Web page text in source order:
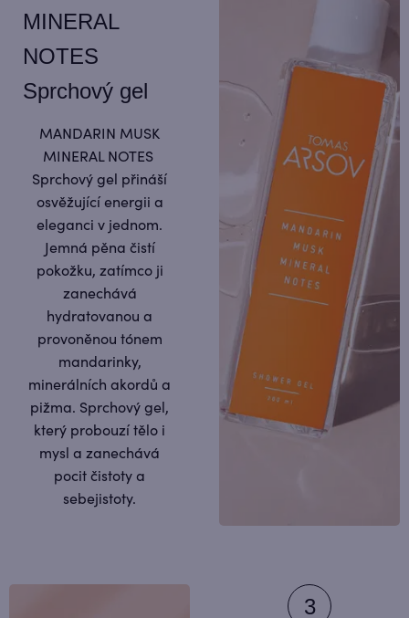
MINERAL
NOTES
Sprchový gel
MANDARIN MUSK
MINERAL NOTES
Sprchový gel přináší
osvěžující energii a
eleganci v jednom.
Jemná pěna čistí
pokožku, zatímco ji
zanechává
hydratovanou a
provoněnou tónem
mandarinky,
minerálních akordů a
pižma. Sprchový gel,
který probouzí tělo i
mysl a zanechává
pocit čistoty a
sebejistoty.